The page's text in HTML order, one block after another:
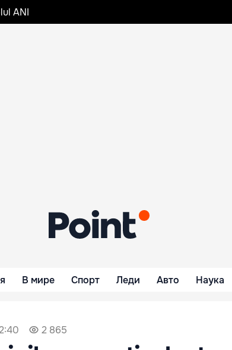
ANI
В мире Спорт Леди Авто Наука
2 865